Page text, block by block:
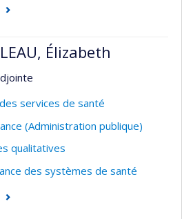
première ligne
santé
professsionnelles
médicales
d'indicateurs
quantitatives
Élizabeth
services de santé
(Administration publique)
qualitatives
des systèmes de santé